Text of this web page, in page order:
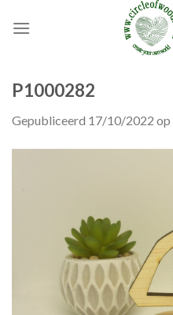
P1000282
Gepubliceerd 17/10/2022 op